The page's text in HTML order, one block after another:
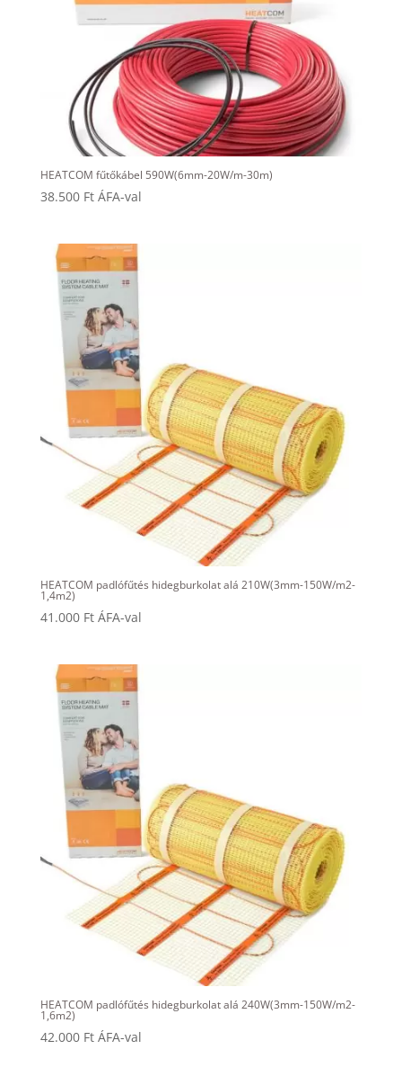
HEATCOM fűtőkábel 590W(6mm-20W/m-30m)
38.500 Ft ÁFA-val
HEATCOM padlófűtés hidegburkolat alá 210W(3mm-150W/m2-
1,4m2)
41.000 Ft ÁFA-val
HEATCOM padlófűtés hidegburkolat alá 240W(3mm-150W/m2-
1,6m2)
42.000 Ft ÁFA-val